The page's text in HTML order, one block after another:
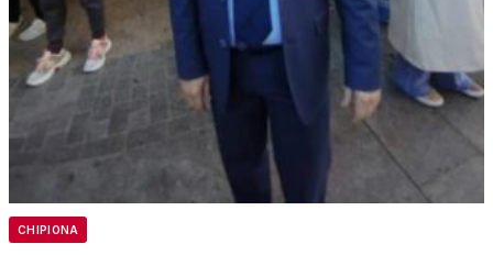
CHIPIONA